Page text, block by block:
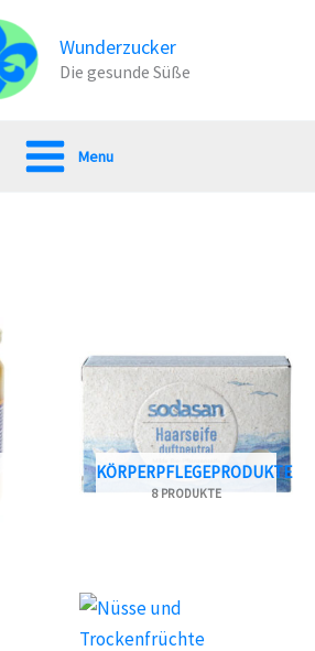
Wunderzucker
Die gesunde Süße
Menu
KÖRPERPFLEGEPRODUKTE
8 PRODUKTE